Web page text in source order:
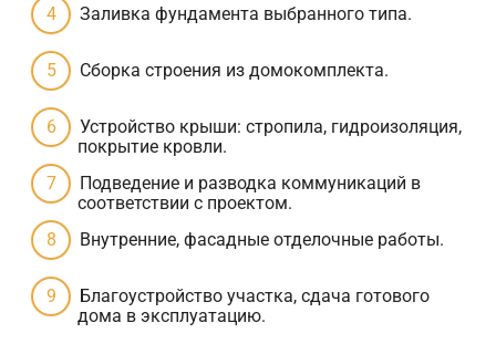
Заливка фундамента выбранного типа.
Сборка строения из домокомплекта.
Устройство крыши: стропила, гидроизоляция,
покрытие кровли.
Подведение и разводка коммуникаций в
соответствии с проектом.
Внутренние, фасадные отделочные работы.
Благоустройство участка, сдача готового
дома в эксплуатацию.